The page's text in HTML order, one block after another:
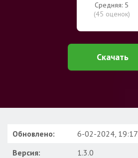
Средняя: 5
(45 оценок)
Скачать
Обновлено:
6-02-2024, 19:17
Версия:
1.3.0